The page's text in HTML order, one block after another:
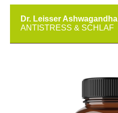
Dr. Leisser Ashwagandha
ANTISTRESS & SCHLAF